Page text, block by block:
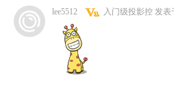
lee5512 入门级投影控 发表